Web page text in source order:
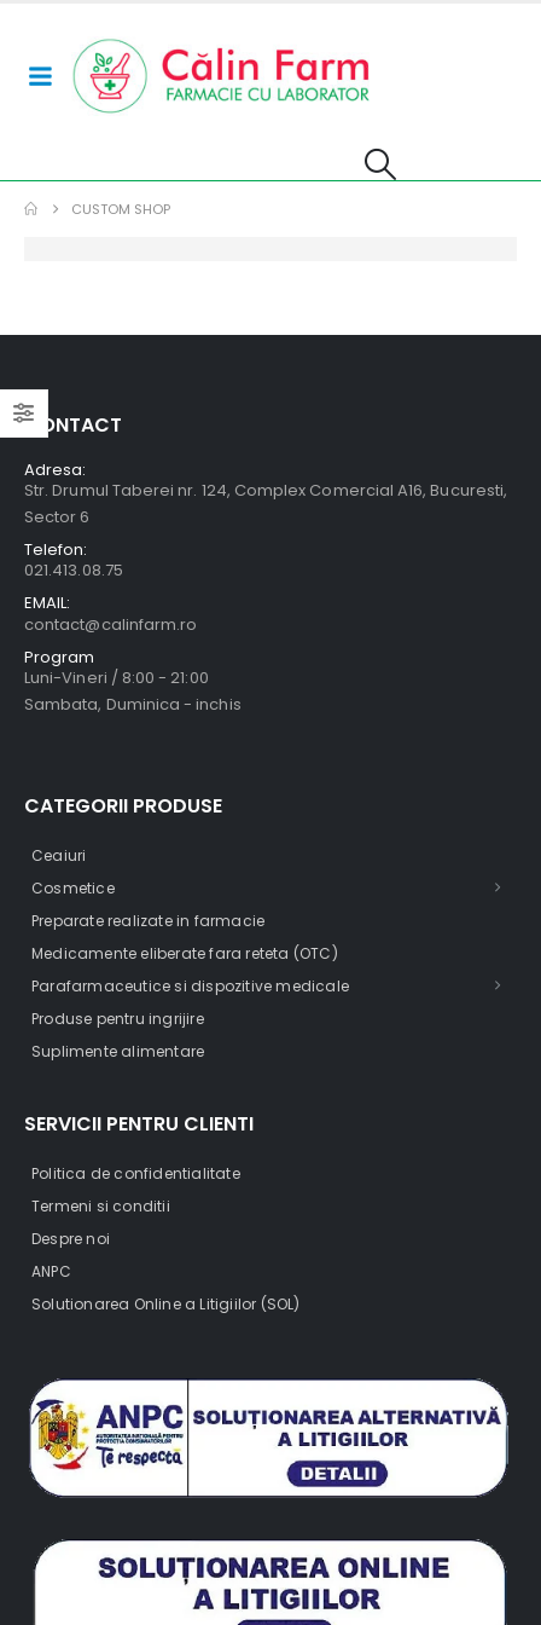
CUSTOM SHOP
CONTACT
Adresa:
Str. Drumul Taberei nr. 124, Complex Comercial A16, Bucuresti,
Sector 6
Telefon:
021.413.08.75
EMAIL:
contact@calinfarm.ro
Program
Luni-Vineri / 8:00 - 21:00
Sambata, Duminica - inchis
CATEGORII PRODUSE
Ceaiuri
Cosmetice
Preparate realizate in farmacie
Medicamente eliberate fara reteta (OTC)
Parafarmaceutice si dispozitive medicale
Produse pentru ingrijire
Suplimente alimentare
SERVICII PENTRU CLIENTI
Politica de confidentialitate
Termeni si conditii
Despre noi
ANPC
Solutionarea Online a Litigiilor (SOL)